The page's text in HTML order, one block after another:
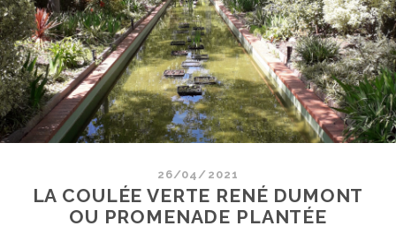
26/04/2021
LA COULÉE VERTE RENÉ DUMONT
OU PROMENADE PLANTÉE